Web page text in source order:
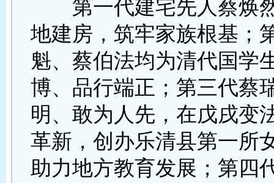
第一代建宅先人蔡焕
地建房，筑牢家族根基；
魁、蔡伯法均为清代国学
博、品行端正；第三代蔡
明、敢为人先，在戊戌变
革新，创办乐清县第一所
助力地方教育发展；第四